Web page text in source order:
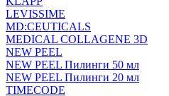
LEVISSIME
MD:CEUTICALS
MEDICAL COLLAGENE 3D
NEW PEEL
NEW PEEL Пилинги 50 мл
NEW PEEL Пилинги 20 мл
TIMECODE